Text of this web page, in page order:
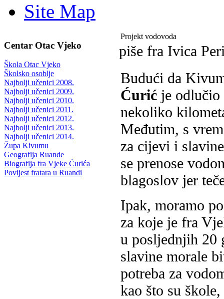
Site Map
Centar Otac Vjeko
Škola Otac Vjeko
Školsko osoblje
Najbolji učenici 2008.
Najbolji učenici 2009.
Najbolji učenici 2010.
Najbolji učenici 2011.
Najbolji učenici 2012.
Najbolji učenici 2013.
Najbolji učenici 2014.
Župa Kivumu
Geografija Ruande
Biografija fra Vjeke Ćurića
Povijest fratara u Ruandi
Projekt vodovoda
piše fra Ivica
Budući da
Ćurić je
nekoliko
Međutim, s
za cijevi i
se prenose
blagoslov jer
Ipak, moramo
za koje je fra
u posljednjih 20
slavine morale
potreba za
kao što su